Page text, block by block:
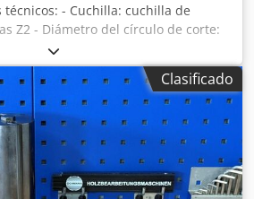
técnicos: - Cuchilla: cuchilla de
Z2 - Diámetro del círculo de corte:
Apiok - Orificio: 40 mm -
aluminio
Clasificado